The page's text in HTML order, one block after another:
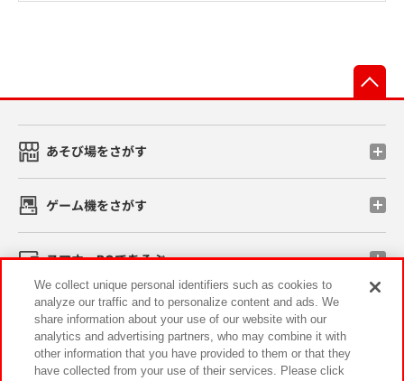
あそび場をさがす
ゲーム機をさがす
スマホ・PCであそぶ
イベント・キャンペーン
We collect unique personal identifiers such as cookies to
analyze our traffic and to personalize content and ads. We
share information about your use of our website with our
analytics and advertising partners, who may combine it with
other information that you have provided to them or that they
have collected from your use of their services. Please click